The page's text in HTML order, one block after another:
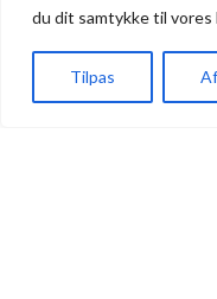
du dit samtykke til vores
Tilpas
342.
Ramune
LYCHEE
35.00